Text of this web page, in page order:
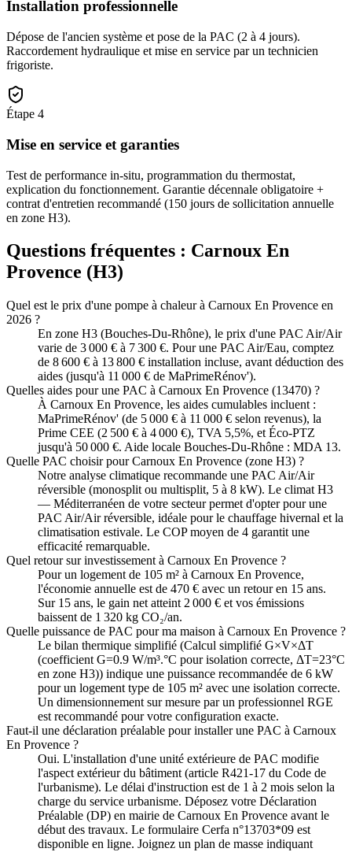
Installation professionnelle
Dépose de l'ancien système et pose de la PAC (2 à 4 jours).
Raccordement hydraulique et mise en service par un technicien
frigoriste.
Étape 4
Mise en service et garanties
Test de performance in-situ, programmation du thermostat,
explication du fonctionnement. Garantie décennale obligatoire +
contrat d'entretien recommandé (150 jours de sollicitation annuelle
en zone H3).
Questions fréquentes : Carnoux En
Provence (H3)
Quel est le prix d'une pompe à chaleur à Carnoux En Provence en
2026 ?
En zone H3 (Bouches-Du-Rhône), le prix d'une PAC Air/Air
varie de 3 000 € à 7 300 €. Pour une PAC Air/Eau, comptez
de 8 600 € à 13 800 € installation incluse, avant déduction des
aides (jusqu'à 11 000 € de MaPrimeRénov').
Quelles aides pour une PAC à Carnoux En Provence (13470) ?
À Carnoux En Provence, les aides cumulables incluent :
MaPrimeRénov' (de 5 000 € à 11 000 € selon revenus), la
Prime CEE (2 500 € à 4 000 €), TVA 5,5%, et Éco-PTZ
jusqu'à 50 000 €. Aide locale Bouches-Du-Rhône : MDA 13.
Quelle PAC choisir pour Carnoux En Provence (zone H3) ?
Notre analyse climatique recommande une PAC Air/Air
réversible (monosplit ou multisplit, 5 à 8 kW). Le climat H3
— Méditerranéen de votre secteur permet d'opter pour une
PAC Air/Air réversible, idéale pour le chauffage hivernal et la
climatisation estivale. Le COP moyen de 4 garantit une
efficacité remarquable.
Quel retour sur investissement à Carnoux En Provence ?
Pour un logement de 105 m² à Carnoux En Provence,
l'économie annuelle est de 470 € avec un retour en 15 ans.
Sur 15 ans, le gain net atteint 2 000 € et vos émissions
baissent de 1 320 kg CO₂/an.
Quelle puissance de PAC pour ma maison à Carnoux En Provence ?
Le bilan thermique simplifié (Calcul simplifié G×V×ΔT
(coefficient G=0.9 W/m³.°C pour isolation correcte, ΔT=23°C
en zone H3)) indique une puissance recommandée de 6 kW
pour un logement type de 105 m² avec une isolation correcte.
Un dimensionnement sur mesure par un professionnel RGE
est recommandé pour votre configuration exacte.
Faut-il une déclaration préalable pour installer une PAC à Carnoux
En Provence ?
Oui. L'installation d'une unité extérieure de PAC modifie
l'aspect extérieur du bâtiment (article R421-17 du Code de
l'urbanisme). Le délai d'instruction est de 1 à 2 mois selon la
charge du service urbanisme. Déposez votre Déclaration
Préalable (DP) en mairie de Carnoux En Provence avant le
début des travaux. Le formulaire Cerfa n°13703*09 est
disponible en ligne. Joignez un plan de masse indiquant